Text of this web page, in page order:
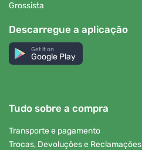
Grossista
Descarregue a aplicação
Get it on
Google Play
Tudo sobre a compra
Transporte e pagamento
Trocas, Devoluções e Reclamações